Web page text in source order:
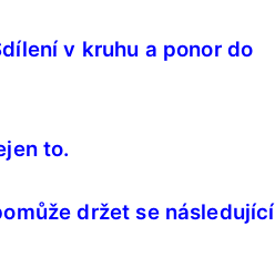
v kruhu a ponor do
to.
držet se následující